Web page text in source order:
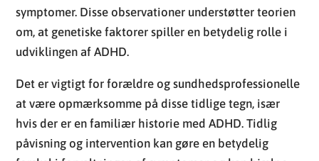
symptomer. Disse observationer understøtter teorien
om, at genetiske faktorer spiller en betydelig rolle i
udviklingen af ADHD.
Det er vigtigt for forældre og sundhedsprofessionelle
at være opmærksomme på disse tidlige tegn, især
hvis der er en familiær historie med ADHD. Tidlig
påvisning og intervention kan gøre en betydelig